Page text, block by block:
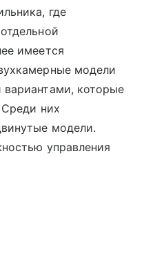
где
имеется
модели
которые
них
модели.
управления